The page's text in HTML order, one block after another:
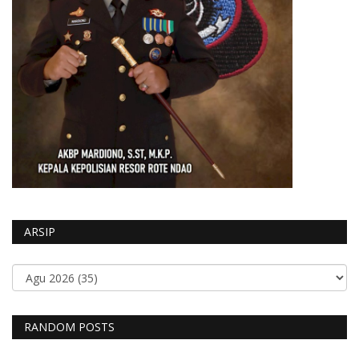
ARSIP
RANDOM POSTS